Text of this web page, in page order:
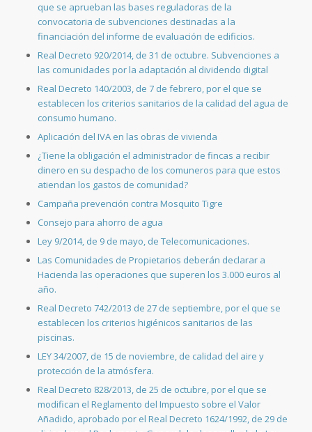
que se aprueban las bases reguladoras de la
convocatoria de subvenciones destinadas a la
financiación del informe de evaluación de edificios.
Real Decreto 920/2014, de 31 de octubre. Subvenciones a
las comunidades por la adaptación al dividendo digital
Real Decreto 140/2003, de 7 de febrero, por el que se
establecen los criterios sanitarios de la calidad del agua de
consumo humano.
Aplicación del IVA en las obras de vivienda
¿Tiene la obligación el administrador de fincas a recibir
dinero en su despacho de los comuneros para que estos
atiendan los gastos de comunidad?
Campaña prevención contra Mosquito Tigre
Consejo para ahorro de agua
Ley 9/2014, de 9 de mayo, de Telecomunicaciones.
Las Comunidades de Propietarios deberán declarar a
Hacienda las operaciones que superen los 3.000 euros al
año.
Real Decreto 742/2013 de 27 de septiembre, por el que se
establecen los criterios higiénicos sanitarios de las
piscinas.
LEY 34/2007, de 15 de noviembre, de calidad del aire y
protección de la atmósfera.
Real Decreto 828/2013, de 25 de octubre, por el que se
modifican el Reglamento del Impuesto sobre el Valor
Añadido, aprobado por el Real Decreto 1624/1992, de 29 de